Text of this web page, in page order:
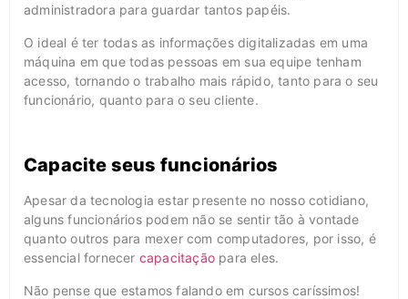
administradora para guardar tantos papéis.
O ideal é ter todas as informações digitalizadas em uma
máquina em que todas pessoas em sua equipe tenham
acesso, tornando o trabalho mais rápido, tanto para o seu
funcionário, quanto para o seu cliente.
Capacite seus funcionários
Apesar da tecnologia estar presente no nosso cotidiano,
alguns funcionários podem não se sentir tão à vontade
quanto outros para mexer com computadores, por isso, é
essencial fornecer capacitação para eles.
Não pense que estamos falando em cursos caríssimos!